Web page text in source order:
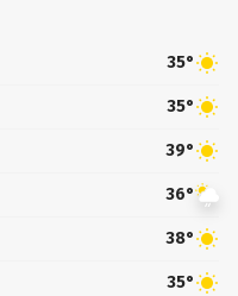
35°
35°
39°
36°
38°
35°